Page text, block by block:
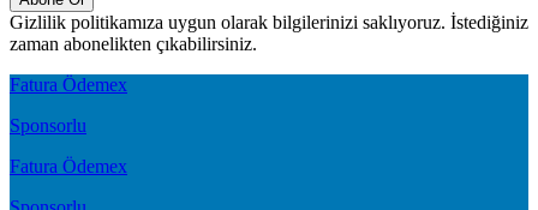
Gizlilik politikamıza uygun olarak bilgilerinizi saklıyoruz. İstediğiniz
zaman abonelikten çıkabilirsiniz.
Fatura Ödemex
Sponsorlu
Fatura Ödemex